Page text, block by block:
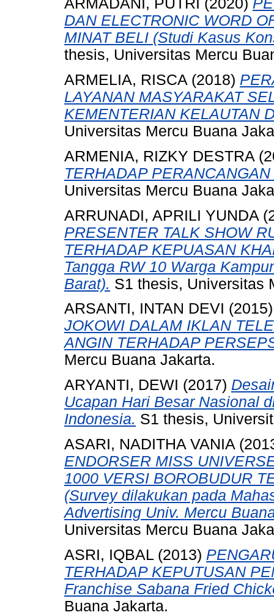
ARMADANI, PUTRI (2020)
DAN ELECTRONIC WORD
MINAT BELI (Studi Kasus
thesis, Universitas Mercu
ARMELIA, RISCA (2018)
LAYANAN MASYARAKAT
KEMENTERIAN KELAUTAN
Universitas Mercu Buana
ARMENIA, RIZKY DESTRA
TERHADAP
Universitas Mercu Buana
ARRUNADI, APRILI YUNDA
PRESENTER TALK SHOW
TERHADAP KEPUASAN
Tangga RW 10 Warga
Barat). S1 thesis, Universitas
ARSANTI, INTAN DEVI
JOKOWI DALAM IKLAN
ANGIN TERHADAP
Mercu Buana Jakarta.
ARYANTI, DEWI (2017)
Ucapan Hari Besar Nasional
Indonesia. S1 thesis,
ASARI, NADITHA VANIA
ENDORSER MISS
1000 VERSI BOROBUDUR
(Survey dilakukan pada
Advertising Univ. Mercu
Universitas Mercu Buana
ASRI, IQBAL (2013)
TERHADAP KEPUTUSAN
Franchise Sabana Fried
Buana Jakarta.